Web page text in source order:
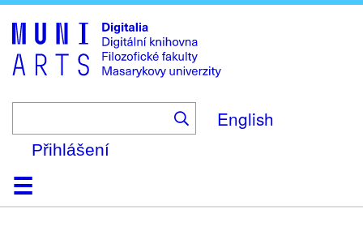
to
main
content
English
Přihlášení
DomůKolekce
Prohlížení
Vyhledávání
O platformě
Nápověda
KontaktDigitalia